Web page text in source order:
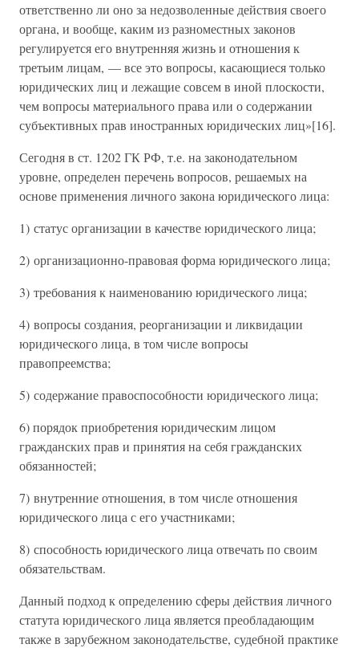
ответственно ли оно за недозволенные действия своего
органа, и вообще, каким из разноместных законов
регулируется его внутренняя жизнь и отношения к
третьим лицам, — все это вопросы, касающиеся только
юридических лиц и лежащие совсем в иной плоскости,
чем вопросы материального права или о содержании
субъективных прав иностранных юридических лиц»[16].
Сегодня в ст. 1202 ГК РФ, т.е. на законодательном
уровне, определен перечень вопросов, решаемых на
основе применения личного закона юридического лица:
1) статус организации в качестве юридического лица;
2) организационно-правовая форма юридического лица;
3) требования к наименованию юридического лица;
4) вопросы создания, реорганизации и ликвидации
юридического лица, в том числе вопросы
правопреемства;
5) содержание правоспособности юридического лица;
6) порядок приобретения юридическим лицом
гражданских прав и принятия на себя гражданских
обязанностей;
7) внутренние отношения, в том числе отношения
юридического лица с его участниками;
8) способность юридического лица отвечать по своим
обязательствам.
Данный подход к определению сферы действия личного
статута юридического лица является преобладающим
также в зарубежном законодательстве, судебной практике